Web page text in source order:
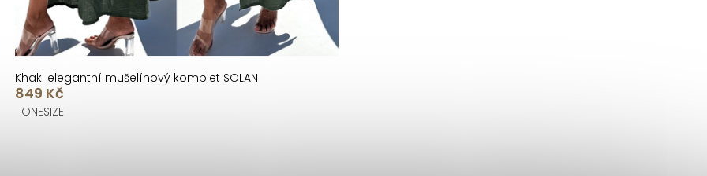
Khaki elegantní mušelínový komplet SOLAN
849 Kč
ONESIZE